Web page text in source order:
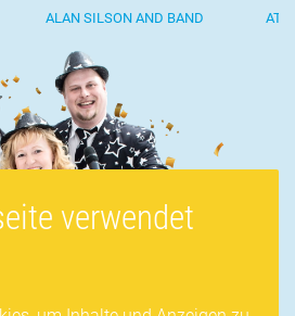
ALAN SILSON AND BAND ATC
verwendet